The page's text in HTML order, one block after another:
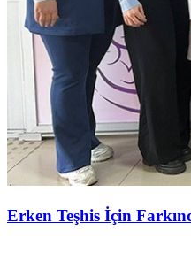
Erken Teşhis İçin